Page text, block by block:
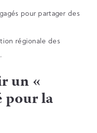
pour partager des
régionale des
un «
pour la